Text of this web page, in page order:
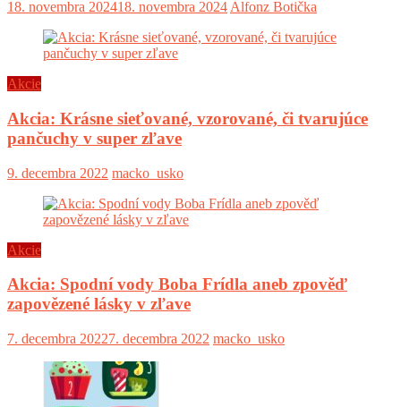
18. novembra 202418. novembra 2024 Alfonz Botička
Akcie
Akcia: Krásne sieťované, vzorované, či tvarujúce
pančuchy v super zľave
9. decembra 2022 macko_usko
Akcie
Akcia: Spodní vody Boba Frídla aneb zpověď
zapovězené lásky v zľave
7. decembra 20227. decembra 2022 macko_usko